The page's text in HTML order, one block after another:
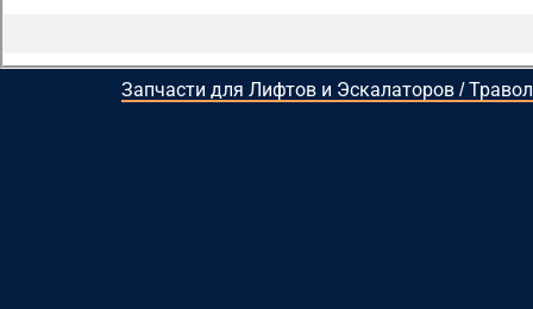
Запчасти для Лифтов и Эскалаторов /